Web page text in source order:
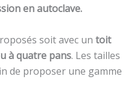
en autoclave.
soit avec un toit
à quatre pans. Les tailles
de proposer une gamme